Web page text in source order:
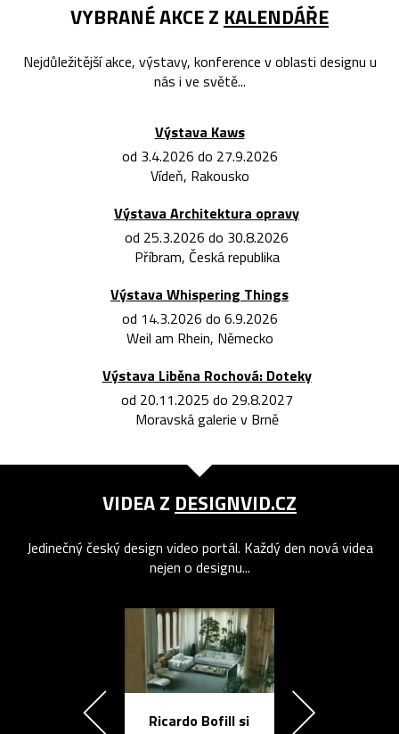
VYBRANÉ AKCE Z KALENDÁŘE
Nejdůležitější akce, výstavy, konference v oblasti designu u
nás i ve světě...
Výstava Kaws
od 3.4.2026 do 27.9.2026
Vídeň, Rakousko
Výstava Architektura opravy
od 25.3.2026 do 30.8.2026
Příbram, Česká republika
Výstava Whispering Things
od 14.3.2026 do 6.9.2026
Weil am Rhein, Německo
Výstava Liběna Rochová: Doteky
od 20.11.2025 do 29.8.2027
Moravská galerie v Brně
VIDEA Z DESIGNVID.CZ
Jedinečný český design video portál. Každý den nová videa
nejen o designu...
Ricardo Bofill si